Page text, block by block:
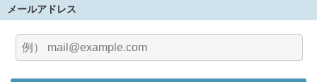
メールアドレス